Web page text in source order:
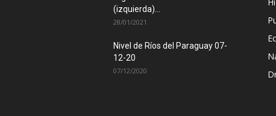
(izquierda)...
28/01/2021
Nivel de Ríos del Paraguay 07-
12-20
07/12/2020